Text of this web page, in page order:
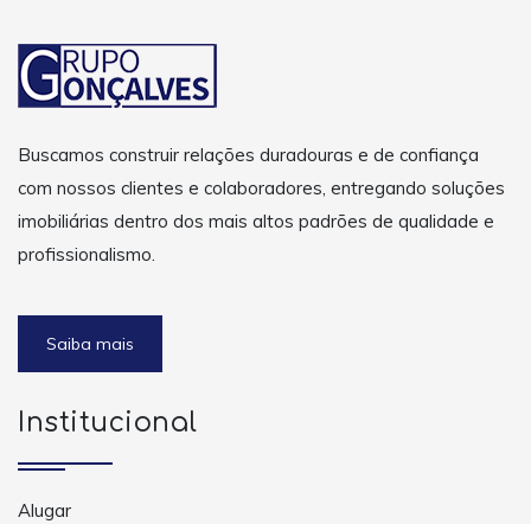
Buscamos construir relações duradouras e de confiança
com nossos clientes e colaboradores, entregando soluções
imobiliárias dentro dos mais altos padrões de qualidade e
profissionalismo.
Saiba mais
Institucional
Alugar